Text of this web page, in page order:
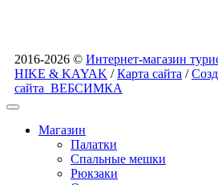
2016-2026 © Интернет-магазин
HIKE & KAYAK /Карта сайта /
сайта ВЕБСИМКА
Магазин
Палатки
Спальные мешки
Рюкзаки